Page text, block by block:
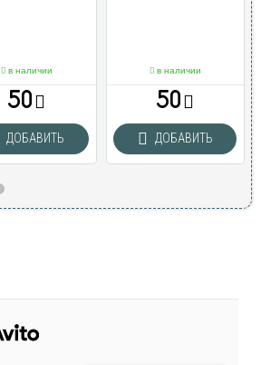
в наличии
50
ДОБАВИТЬ
в наличии
50
ДОБАВИТЬ